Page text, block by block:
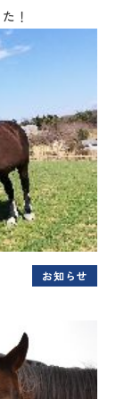
！
お知らせ